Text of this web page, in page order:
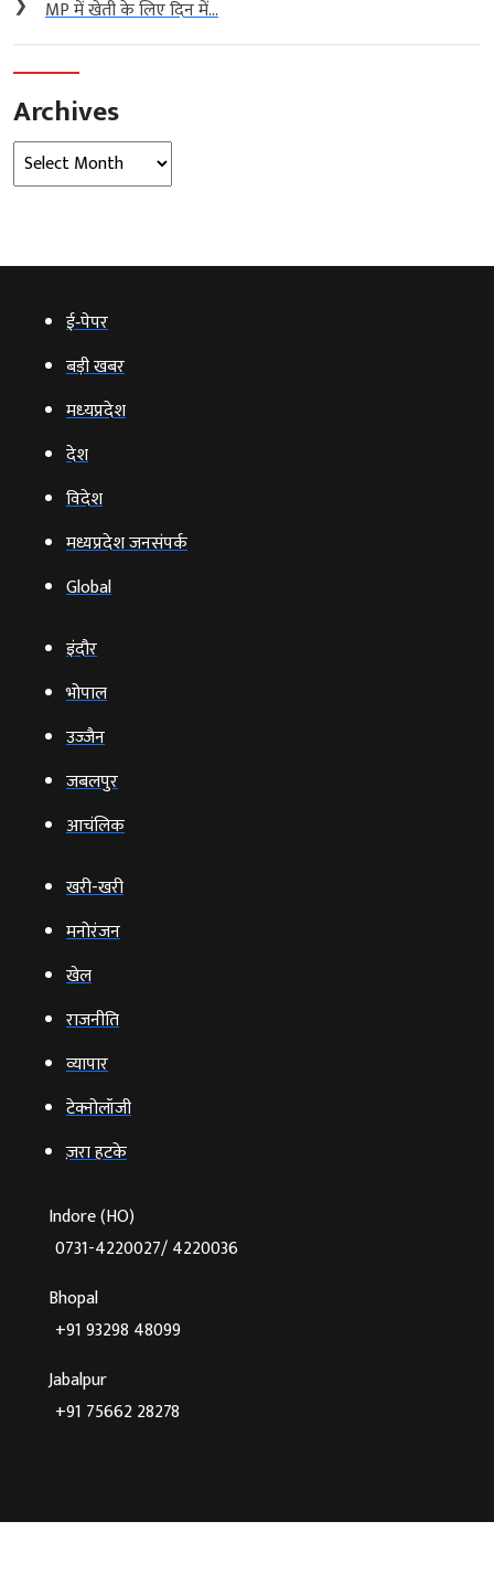
MP में खेती के लिए दिन में...
Archives
Archives
ई‑पेपर
बड़ी खबर
मध्‍यप्रदेश
देश
विदेश
मध्यप्रदेश जनसंपर्क
Global
इंदौर
भोपाल
उज्‍जैन
जबलपुर
आचंलिक
खरी-खरी
मनोरंजन
खेल
राजनीति
व्‍यापार
टेक्‍नोलॉजी
ज़रा हटके
Indore (HO)
0731-4220027/ 4220036
Bhopal
+91 93298 48099
Jabalpur
+91 75662 28278